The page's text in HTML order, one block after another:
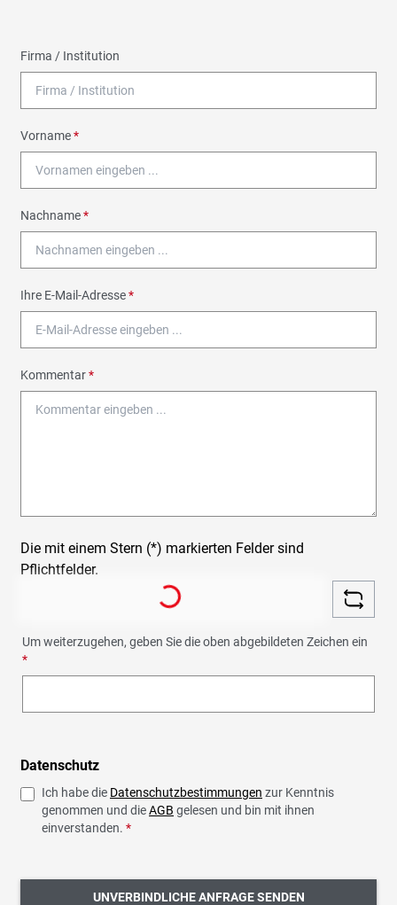
Firma / Institution
Vorname*
Nachname*
Ihre E-Mail-Adresse*
Kommentar*
Die mit einem Stern (*) markierten Felder sind
Pflichtfelder.
Loading...
Um weiterzugehen, geben Sie die oben abgebildeten Zeichen ein
*
Datenschutz
Ich habe die Datenschutzbestimmungen zur Kenntnis
genommen und dieAGB gelesen und bin mit ihnen
einverstanden. *
UNVERBINDLICHE ANFRAGE SENDEN